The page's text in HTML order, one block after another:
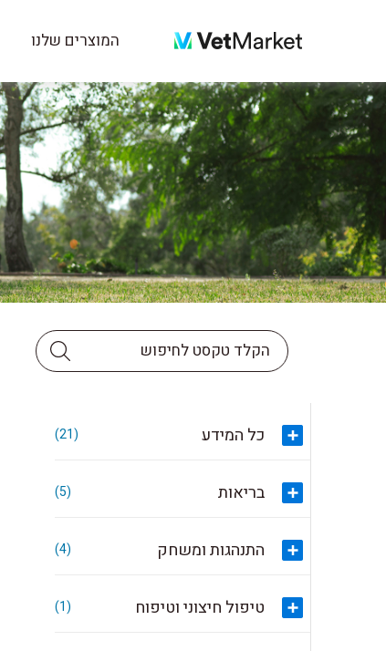
המוצרים שלנו
כל המידע (21)
בריאות (5)
התנהגות ומשחק (4)
טיפול חיצוני וטיפוח (1)